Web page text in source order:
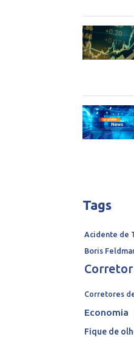
Tags
Acidente de
Boris
Corretores
Economia
Fique de